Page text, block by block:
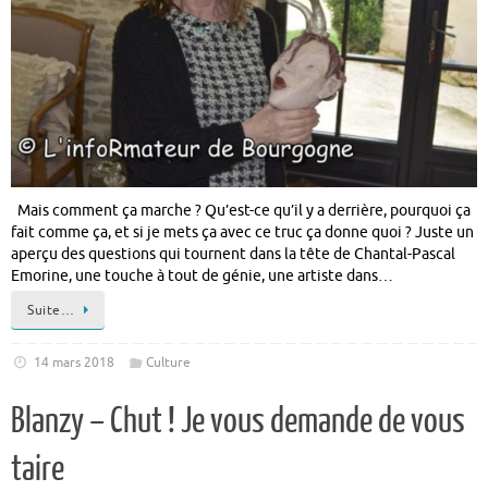
Mais comment ça marche ? Qu’est-ce qu’il y a derrière, pourquoi ça
fait comme ça, et si je mets ça avec ce truc ça donne quoi ? Juste un
aperçu des questions qui tournent dans la tête de Chantal-Pascal
Emorine, une touche à tout de génie, une artiste dans…
Suite…
14 mars 2018 Culture
Blanzy – Chut ! Je vous demande de vous
taire